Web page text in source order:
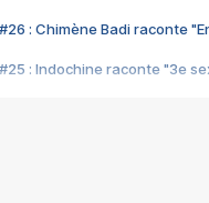
#26 : Chimène Badi raconte
#25 : Indochine raconte "3e